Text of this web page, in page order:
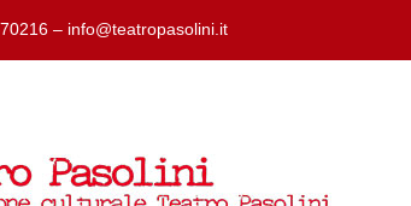
– info@teatropasolini.it